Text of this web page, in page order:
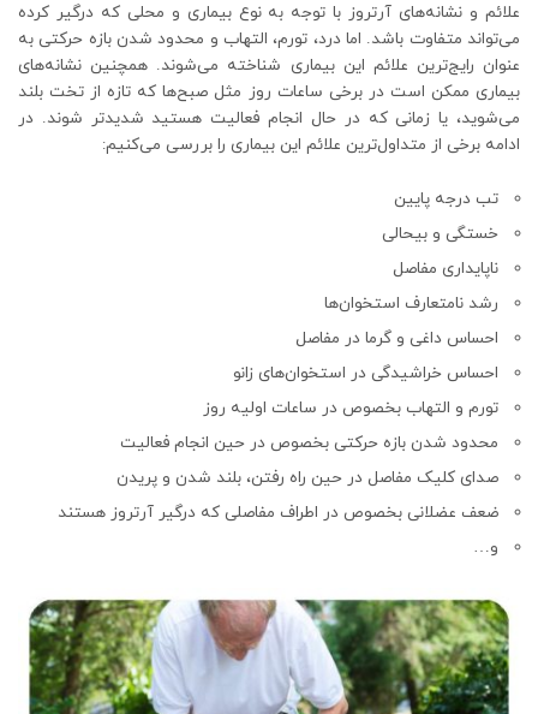
علائم و نشانه‌های آرتروز با توجه به نوع بیماری و محلی که درگیر کرده
می‌تواند متفاوت باشد. اما درد، تورم، التهاب و محدود شدن بازه حرکتی به
عنوان رایج‌ترین علائم این بیماری شناخته می‌شوند. همچنین نشانه‌های
بیماری ممکن است در برخی ساعات روز مثل صبح‌ها که تازه از تخت بلند
می‌شوید، یا زمانی که در حال انجام فعالیت هستید شدیدتر شوند. در
ادامه برخی از متداول‌ترین علائم این بیماری را بررسی می‌کنیم:
تب درجه پایین
خستگی و بیحالی
ناپایداری مفاصل
رشد نامتعارف استخوان‌ها
احساس داغی و گرما در مفاصل
احساس خراشیدگی در استخوان‌های زانو
تورم و التهاب بخصوص در ساعات اولیه روز
محدود شدن بازه حرکتی بخصوص در حین انجام فعالیت
صدای کلیک مفاصل در حین راه رفتن، بلند شدن و پریدن
ضعف عضلانی بخصوص در اطراف مفاصلی که درگیر آرتروز هستند
و…